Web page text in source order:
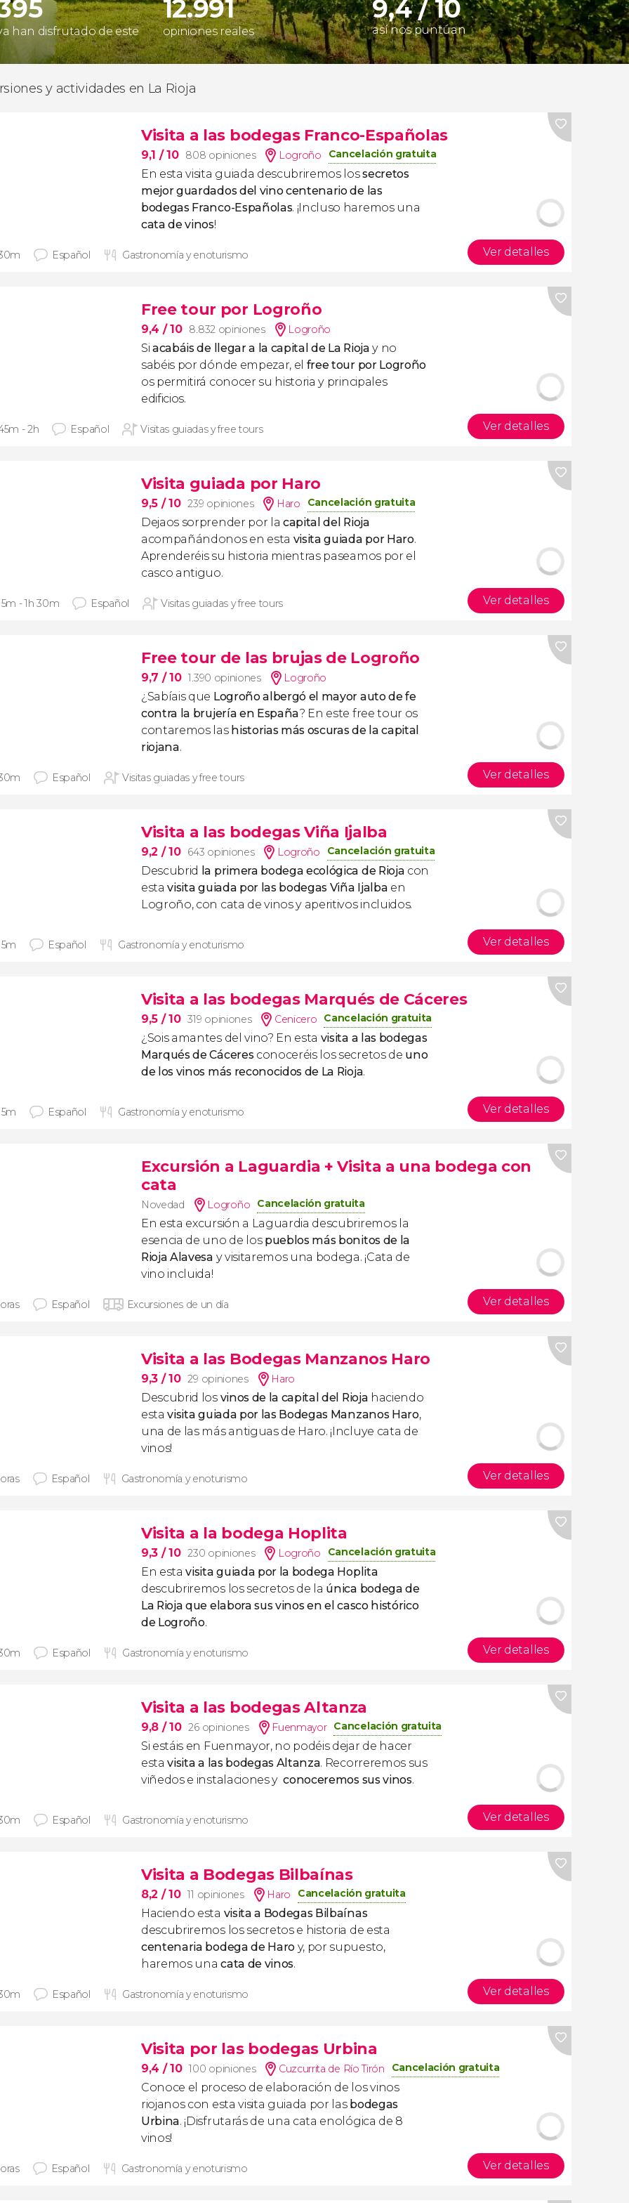
han disfrutado de este
12.991
opiniones reales
9,4 / 10
así nos puntúan
y actividades en La Rioja
Visita a las bodegas Franco-Españolas
9,1 / 10 808 opiniones Logroño Cancelación gratuita
En esta visita guiada descubriremos lossecretos
mejor guardados del vino centenario de las
bodegas Franco-Españolas. ¡Incluso haremos una
cata de vinos!
Español Gastronomía y enoturismo Ver detalles
Free tour por Logroño
9,4 / 10 8.832 opiniones Logroño
Siacabáis de llegar a la capital de La Rioja y no
sabéis por dónde empezar, el free tour por Logroño
os permitirá conocer su historia y principales
edificios.
- 2h Español Visitas guiadas y free tours Ver detalles
Visita guiada por Haro
9,5 / 10 239 opiniones Haro Cancelación gratuita
Dejaos sorprender por la capital del Rioja
acompañándonos en esta visita guiada por Haro.
Aprenderéis su historia mientras paseamos por el
casco antiguo.
- 1h 30m Español Visitas guiadas y free tours Ver detalles
Free tour de las brujas de Logroño
9,7 / 10 1.390 opiniones Logroño
¿Sabíais que Logroño albergó el mayor auto de fe
contra la brujería en España? En este free tour os
contaremos las historias más oscuras de la capital
riojana.
Español Visitas guiadas y free tours Ver detalles
Visita a las bodegas Viña Ijalba
9,2 / 10 643 opiniones Logroño Cancelación gratuita
Descubrid la primera bodega ecológica de Rioja con
estavisita guiada por las bodegas Viña Ijalba en
Logroño, con cata de vinos y aperitivos incluidos.
Español Gastronomía y enoturismo Ver detalles
Visita a las bodegas Marqués de Cáceres
9,5 / 10 319 opiniones Cenicero Cancelación gratuita
¿Sois amantes del vino? En esta visita a las bodegas
Marqués de Cáceresconoceréis los secretos de uno
de los vinos más reconocidos de La Rioja.
Español Gastronomía y enoturismo Ver detalles
Excursión a Laguardia + Visita a una bodega con
cata
Novedad Logroño Cancelación gratuita
En esta excursión a Laguardia descubriremos la
esencia de uno de los pueblos más bonitos de la
Rioja Alavesa y visitaremos una bodega. ¡Cata de
vino incluida!
Español Excursiones de un día Ver detalles
Visita a las Bodegas Manzanos Haro
9,3 / 10 29 opiniones Haro
Descubrid los vinos de la capital del Rioja haciendo
estavisita guiada por las Bodegas Manzanos Haro,
una de las más antiguas de Haro. ¡Incluye cata de
vinos!
Español Gastronomía y enoturismo Ver detalles
Visita a la bodega Hoplita
9,3 / 10 230 opiniones Logroño Cancelación gratuita
En estavisita guiada por la bodega Hoplita
descubriremos los secretos de la única bodega de
La Rioja que elabora sus vinos en el casco histórico
de Logroño.
Español Gastronomía y enoturismo Ver detalles
Visita a las bodegas Altanza
9,8 / 10 26 opiniones Fuenmayor Cancelación gratuita
Si estáis en Fuenmayor, no podéis dejar de hacer
estavisita a las bodegas Altanza. Recorreremos sus
viñedos e instalaciones y conoceremos sus vinos.
Español Gastronomía y enoturismo Ver detalles
Visita a Bodegas Bilbaínas
8,2 / 10 11 opiniones Haro Cancelación gratuita
Haciendo esta visita a Bodegas Bilbaínas
descubriremos los secretos e historia de esta
centenaria bodega de Haro y, por supuesto,
haremos unacata de vinos.
Español Gastronomía y enoturismo Ver detalles
Visita por las bodegas Urbina
9,4 / 10 100 opiniones Cuzcurrita de Río Tirón Cancelación gratuita
Conoce el proceso de elaboración de los vinos
riojanos con esta visita guiada por las bodegas
Urbina. ¡Disfrutarás de una cata enológica de 8
vinos!
Español Gastronomía y enoturismo Ver detalles